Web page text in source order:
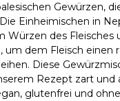
Gewürzen,
Einheimischen in
Würzen des Fleisches
um dem Fleisch einen
Diese
Rezept zart und
glutenfrei und